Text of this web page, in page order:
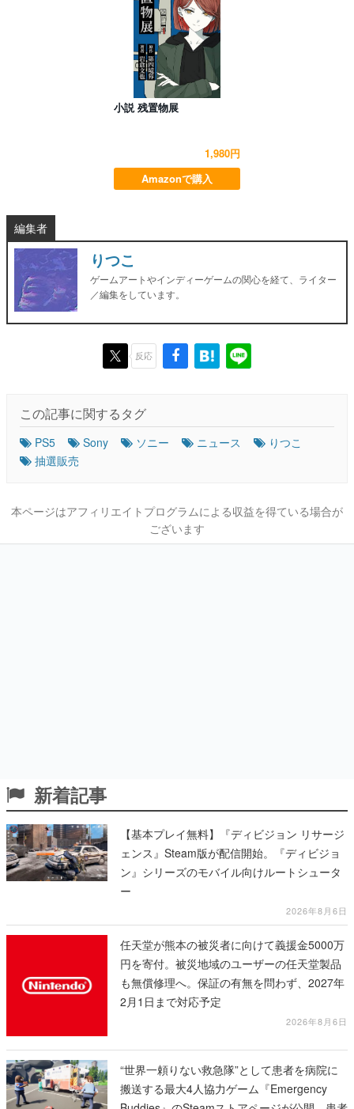
小説 残置物展
1,980円
Amazonで購入
編集者
りつこ
ゲームアートやインディーゲームの関心を経て、ライター
／編集をしています。
反応
この記事に関するタグ
PS5 Sony ソニー ニュース
りつこ
抽選販売
本ページはアフィリエイトプログラムによる収益を得ている場合が
ございます
新着記事
【基本プレイ無料】『ディビジョン リサージ
ェンス』Steam版が配信開始。『ディビジョ
ン』シリーズのモバイル向けルートシュータ
ー
2026年8月6日
任天堂が熊本の被災者に向けて義援金5000万
円を寄付。被災地域のユーザーの任天堂製品
も無償修理へ。保証の有無を問わず、2027年
2月1日まで対応予定
2026年8月6日
“世界一頼りない救急隊”として患者を病院に
搬送する最大4人協力ゲーム『Emergency